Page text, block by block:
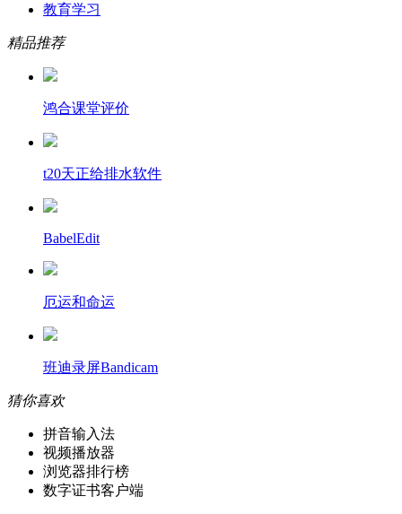
教育学习
精品推荐
鸿合课堂评价
t20天正给排水软件
BabelEdit
厄运和命运
班迪录屏Bandicam
猜你喜欢
拼音输入法
视频播放器
浏览器排行榜
数字证书客户端